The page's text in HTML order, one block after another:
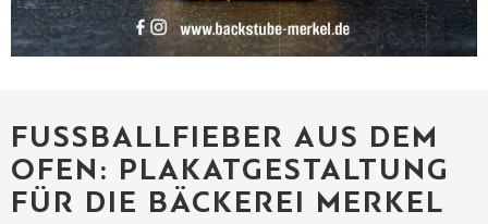
FUSSBALLFIEBER AUS DEM O
FEN: PLAKATGESTALTUNG F
ÜR DIE BÄCKEREI MERKEL